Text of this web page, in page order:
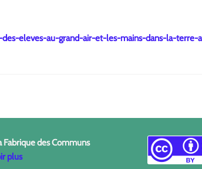
eleves-au-grand-air-et-les-mains-dans-la-terre-
Fabrique des Communs
plus